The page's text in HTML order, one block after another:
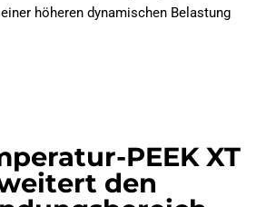
höheren dynamischen Belastung
PEEK XT
den